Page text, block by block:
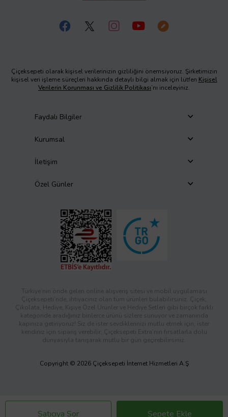
Satıcıya Sor Sepete Ekle
Çiçeksepeti olarak kişisel verilerinizin gizliliğini önemsiyoruz. Şirketimizin
kişisel veri işleme süreçleri hakkında detaylı bilgi almak için lütfen Kişisel
Verilerin Korunması ve Gizlilik Politikası’nı inceleyiniz.
Faydalı Bilgiler
Kurumsal
İletişim
Özel Günler
Türkiye’nin önde gelen online alışveriş sitesi ve mobil uygulaması
Çiçeksepeti’nde, ihtiyacınız olan tüm ürünleri bulabilirsiniz. Çiçek,
Çikolata, Hediye, Kişiye Özel Ürünler ve Hediye Setleri gibi birçok farklı
kategoride aradığınız binlerce ürünü sizlere sunuyor ve zamanında
kapınıza getiriyoruz! Siz de ister sevdiklerinizi mutlu etmek için, ister
kendiniz için sipariş verebilir; Çiçeksepeti Extra’nın fırsatlarla dolu
dünyasıyla tanışarak mutlu bir gün geçirebilirsiniz.
Copyright © 2026 Çiçeksepeti İnternet Hizmetleri A.Ş